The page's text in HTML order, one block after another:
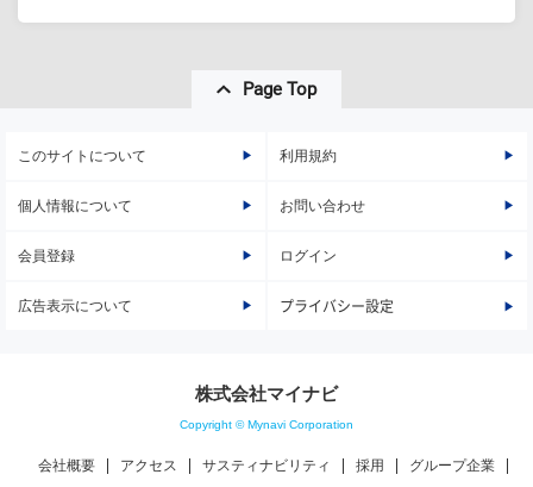
Page Top
このサイトについて 利用規約
個人情報について お問い合わせ
会員登録 ログイン
広告表示について プライバシー設定
株式会社マイナビ
Copyright © Mynavi Corporation
会社概要 アクセス サスティナビリティ 採用 グループ企業